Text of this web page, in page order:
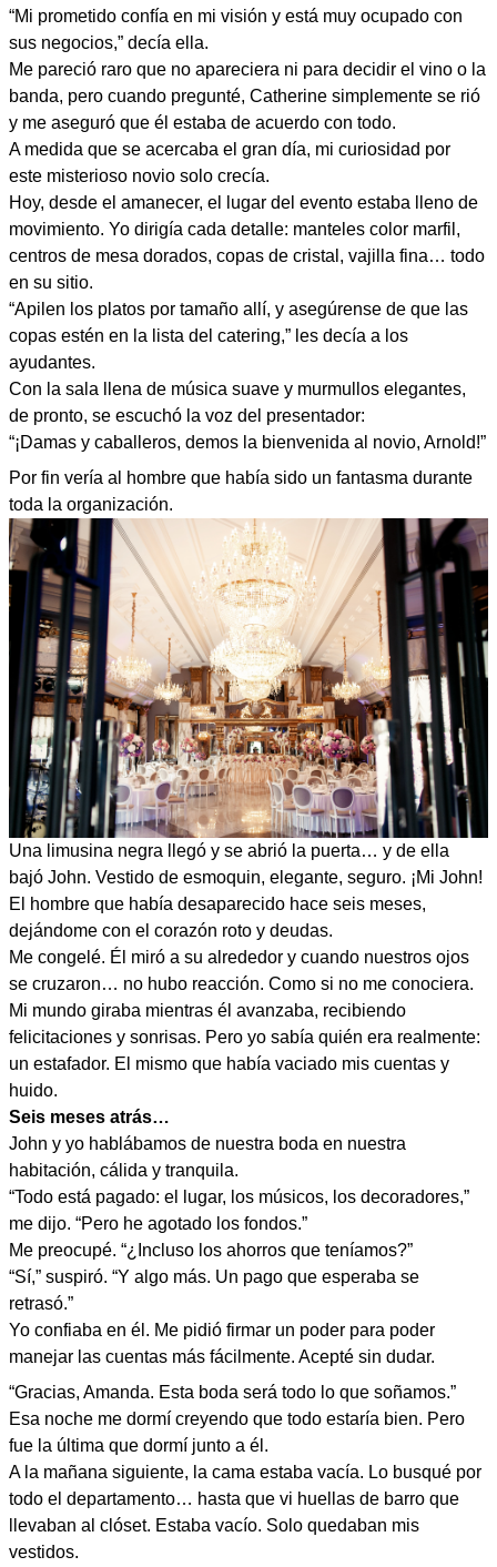
“Mi prometido confía en mi visión y está muy ocupado con
sus negocios,” decía ella.
Me pareció raro que no apareciera ni para decidir el vino o la
banda, pero cuando pregunté, Catherine simplemente se rió
y me aseguró que él estaba de acuerdo con todo.
A medida que se acercaba el gran día, mi curiosidad por
este misterioso novio solo crecía.
Hoy, desde el amanecer, el lugar del evento estaba lleno de
movimiento. Yo dirigía cada detalle: manteles color marfil,
centros de mesa dorados, copas de cristal, vajilla fina… todo
en su sitio.
“Apilen los platos por tamaño allí, y asegúrense de que las
copas estén en la lista del catering,” les decía a los
ayudantes.
Con la sala llena de música suave y murmullos elegantes,
de pronto, se escuchó la voz del presentador:
“¡Damas y caballeros, demos la bienvenida al novio, Arnold!”
Por fin vería al hombre que había sido un fantasma durante
toda la organización.
Una limusina negra llegó y se abrió la puerta… y de ella
bajó John. Vestido de esmoquin, elegante, seguro. ¡Mi John!
El hombre que había desaparecido hace seis meses,
dejándome con el corazón roto y deudas.
Me congelé. Él miró a su alrededor y cuando nuestros ojos
se cruzaron… no hubo reacción. Como si no me conociera.
Mi mundo giraba mientras él avanzaba, recibiendo
felicitaciones y sonrisas. Pero yo sabía quién era realmente:
un estafador. El mismo que había vaciado mis cuentas y
huido.
Seis meses atrás…
John y yo hablábamos de nuestra boda en nuestra
habitación, cálida y tranquila.
“Todo está pagado: el lugar, los músicos, los decoradores,”
me dijo. “Pero he agotado los fondos.”
Me preocupé. “¿Incluso los ahorros que teníamos?”
“Sí,” suspiró. “Y algo más. Un pago que esperaba se
retrasó.”
Yo confiaba en él. Me pidió firmar un poder para poder
manejar las cuentas más fácilmente. Acepté sin dudar.
“Gracias, Amanda. Esta boda será todo lo que soñamos.”
Esa noche me dormí creyendo que todo estaría bien. Pero
fue la última que dormí junto a él.
A la mañana siguiente, la cama estaba vacía. Lo busqué por
todo el departamento… hasta que vi huellas de barro que
llevaban al clóset. Estaba vacío. Solo quedaban mis
vestidos.